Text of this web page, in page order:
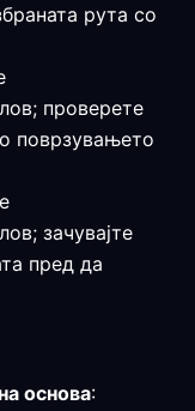
рута со
проверете
поврзувањето
зачувајте
пред да
основа: